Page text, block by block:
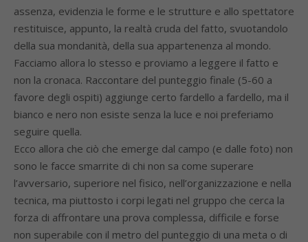
assenza, evidenzia le forme e le strutture e allo spettatore
restituisce, appunto, la realtà cruda del fatto, svuotandolo
della sua mondanità, della sua appartenenza al mondo.
Facciamo allora lo stesso e proviamo a leggere il fatto e
non la cronaca. Raccontare del punteggio finale (5-60 a
favore degli ospiti) aggiunge certo fardello a fardello, ma il
bianco e nero non esiste senza la luce e noi preferiamo
seguire quella.
Ecco allora che ciò che emerge dal campo (e dalle foto) non
sono le facce smarrite di chi non sa come superare
l’avversario, superiore nel fisico, nell’organizzazione e nella
tecnica, ma piuttosto i corpi legati nel gruppo che cerca la
forza di affrontare una prova complessa, difficile e forse
non superabile con il metro del punteggio di una meta o di